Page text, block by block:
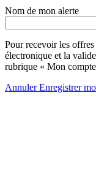
Nom de mon alerte
Pour recevoir les
électronique et la
rubrique « Mon
AnnulerEnregistrer